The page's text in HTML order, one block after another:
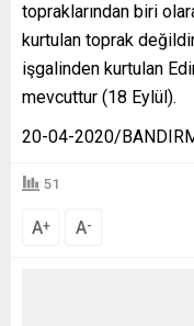
topraklarından biri
kurtulan toprak
işgalinden kurtulan
mevcuttur (18 Eylül).
20-04-2020/
51
A+ A-